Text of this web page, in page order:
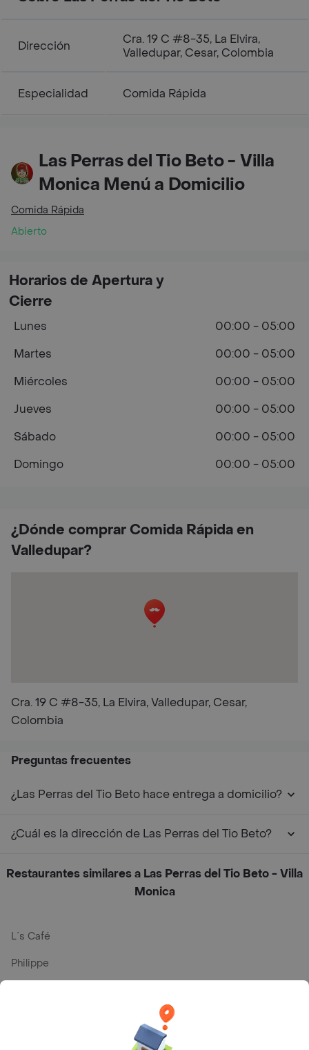
Dirección
Cra. 19 C #8-35, La Elvira,
Valledupar, Cesar, Colombia
Especialidad Comida Rápida
Las Perras del Tio Beto - Villa
Monica Menú a Domicilio
Comida Rápida
Abierto
¿Dónde comprar Comida Rápida en
Valledupar?
Cra. 19 C #8-35, La Elvira, Valledupar, Cesar,
Colombia
Horarios de Apertura y
Cierre
Lunes
00:00 - 05:00
Martes
00:00 - 05:00
Miércoles
00:00 - 05:00
Jueves
00:00 - 05:00
Sábado
00:00 - 05:00
Domingo
00:00 - 05:00
Preguntas frecuentes
¿Las Perras del Tio Beto hace entrega a domicilio?
¿Cuál es la dirección de Las Perras del Tio Beto?
Restaurantes similares a Las Perras del Tio Beto - Villa
Monica
L´s Café
Philippe